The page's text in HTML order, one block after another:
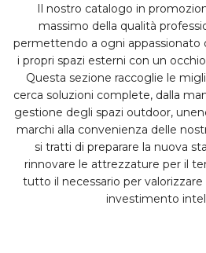
Il nostro catalogo in
massimo della qualità
permettendo a ogni appassionato
i propri spazi esterni con un
Questa sezione raccoglie le
cerca soluzioni complete, dalla
gestione degli spazi outdoor,
marchi alla convenienza delle
si tratti di preparare la nuova
rinnovare le attrezzature per il
tutto il necessario per
investimento